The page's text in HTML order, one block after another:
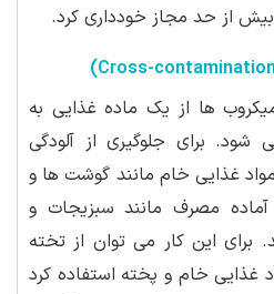
از حد مجاز خودداری کرد.
ها از یک ماده غذایی به
شود. برای جلوگیری از آلودگی
غذایی خام مانند گوشت ها و
مصرف مانند سبزیجات و
برای این کار می توان از تخته
غذایی خام و پخته استفاده کرد